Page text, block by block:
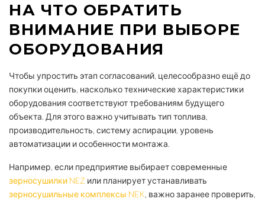
НА ЧТО ОБРАТИТЬ
ВНИМАНИЕ ПРИ ВЫБОРЕ
ОБОРУДОВАНИЯ
Чтобы упростить этап согласований, целесообразно ещё до
покупки оценить, насколько технические характеристики
оборудования соответствуют требованиям будущего
объекта. Для этого важно учитывать тип топлива,
производительность, систему аспирации, уровень
автоматизации и особенности монтажа.
Например, если предприятие выбирает современные
зерносушилки NEZ или планирует устанавливать
зерносушильные комплексы NEK , важно заранее проверить,